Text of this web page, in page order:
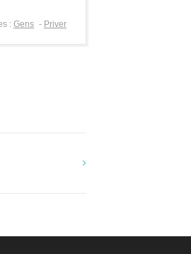
: Gens - Priver